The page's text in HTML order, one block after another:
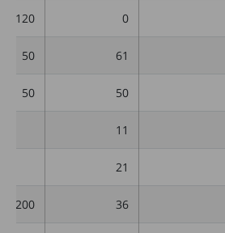
0
120
61
50
50
50
11
21
36
200